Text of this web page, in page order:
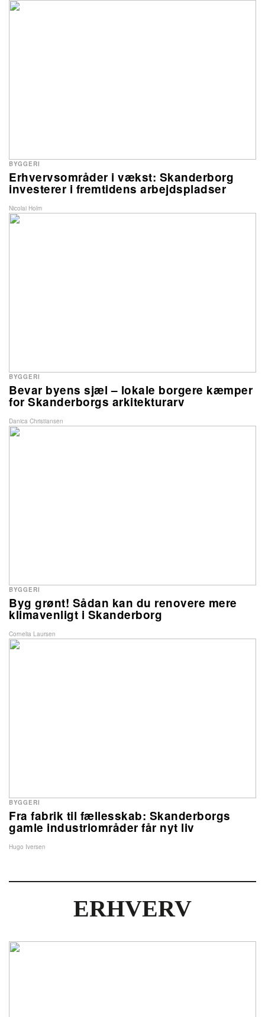
Erhvervsområder i vækst: Skanderborg
investerer i fremtidens arbejdspladser
BYGGERI
Nicolai Holm
Bevar byens sjæl – lokale borgere kæmper
for Skanderborgs arkitekturarv
BYGGERI
Danica Christiansen
Byg grønt! Sådan kan du renovere mere
klimavenligt i Skanderborg
BYGGERI
Cornelia Laursen
Fra fabrik til fællesskab: Skanderborgs
gamle industriområder får nyt liv
BYGGERI
Hugo Iversen
ERHVERV